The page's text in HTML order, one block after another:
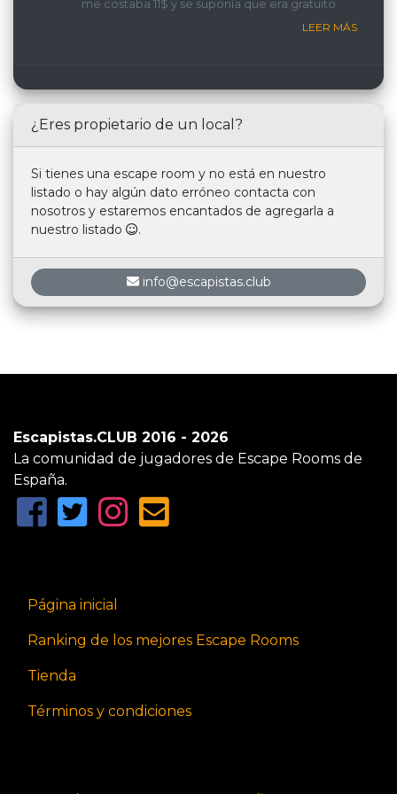
me costaba 11$ y se suponía que era gratuito
LEER MÁS
¿Eres propietario de un local?
Si tienes una escape room y no está en nuestro
listado o hay algún dato erróneo contacta con
nosotros y estaremos encantados de agregarla a
nuestro listado
.
info@escapistas.club
Escapistas.CLUB 2016 - 2026
La comunidad de jugadores de Escape Rooms de
España.
Página inicial
Ranking de los mejores Escape Rooms
Tienda
Términos y condiciones